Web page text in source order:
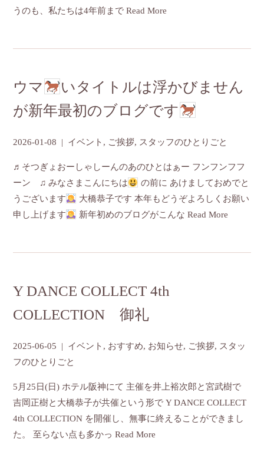
うのも、私たちは4年前までRead More
ウマ
いタイトルは浮かびません
が新年最初のブログです
2026-01-08 | イベント , ご挨拶, スタッフのひとりごと
♬そつぎょおーしゃしーんのあのひとはぁー フンフンフフ
ーン ♫ みなさまこんにちは
の前に あけましておめでと
うございます
大橋恭子です 本年もどうぞよろしくお願い
申し上げます
新年初めのブログがこんな Read More
Y DANCE COLLECT 4th
COLLECTION 御礼
2025-06-05 | イベント , おすすめ, お知らせ, ご挨拶, スタッ
フのひとりごと
5月25日(日) ホテル阪神にて 主催を井上裕次郎と宮武樹で
吉岡正樹と大橋恭子が共催という形で Y DANCE COLLECT
4th COLLECTION を開催し、無事に終えることができまし
た。 至らない点も多かっRead More